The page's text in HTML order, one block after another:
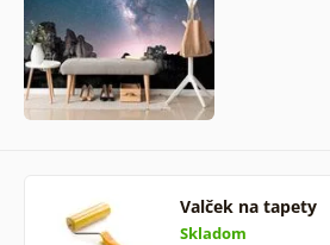
Valček na tapety
Skladom